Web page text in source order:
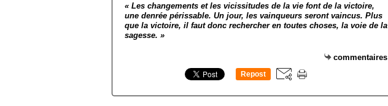
« Les changements et les vicissitudes de la vie font de la victoire,
une denrée périssable. Un jour, les vainqueurs seront vaincus. Plus
que la victoire, il faut donc rechercher en toutes choses, la voie de la
sagesse. »
commentaires
Repost